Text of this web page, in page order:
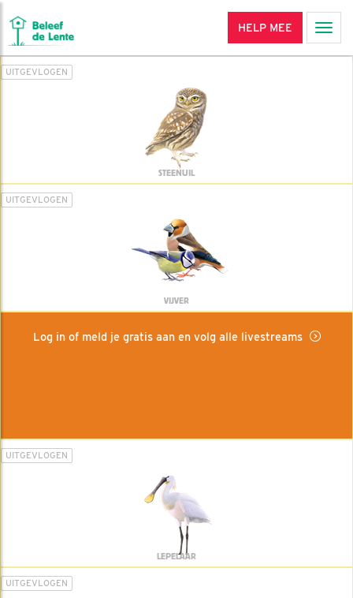
HELP MEE
UITGEVLOGEN
STEENUIL
UITGEVLOGEN
VIJVER
Log in of meld je gratis aan en volg alle livestreams
UITGEVLOGEN
LEPELAAR
UITGEVLOGEN